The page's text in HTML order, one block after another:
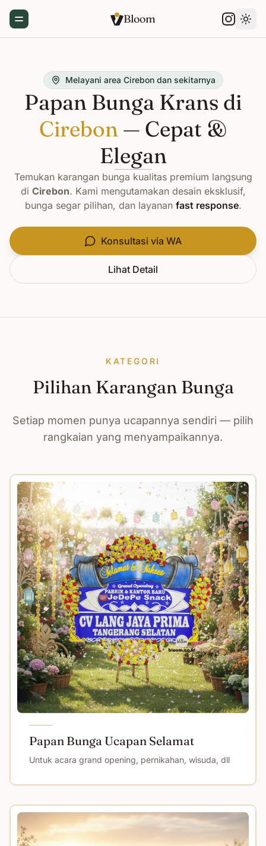
Toggle Menu Bloom
Melayani area Cirebon dan sekitarnya
Papan Bunga Krans di
Cirebon — Cepat &
Elegan
Temukan karangan bunga kualitas premium langsung
di Cirebon. Kami mengutamakan desain eksklusif,
bunga segar pilihan, dan layanan fast response.
Konsultasi via WA
Lihat Detail
KATEGORI
Pilihan Karangan Bunga
Setiap momen punya ucapannya sendiri — pilih
rangkaian yang menyampaikannya.
Papan Bunga Ucapan Selamat
Untuk acara grand opening, pernikahan, wisuda, dll